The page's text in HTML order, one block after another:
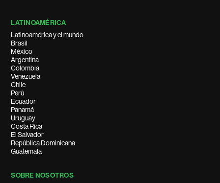
LATINOAMÉRICA
Latinoamérica y el mundo
Brasil
México
Argentina
Colombia
Venezuela
Chile
Perú
Ecuador
Panamá
Uruguay
Costa Rica
El Salvador
República Dominicana
Guatemala
SOBRE NOSOTROS